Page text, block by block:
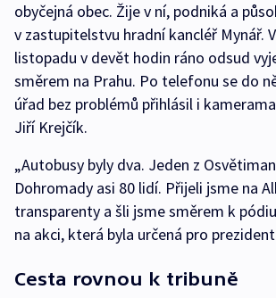
obyčejná obec. Žije v ní, podniká a
v zastupitelstvu hradní kancléř Mynář.
listopadu v devět hodin ráno odsud
směrem na Prahu. Po telefonu se do
úřad bez problémů přihlásil i
Jiří Krejčík.
„Autobusy byly dva. Jeden z
Dohromady asi 80 lidí. Přijeli jsme na
transparenty a šli jsme směrem k
na akci, která byla určená pro
Cesta rovnou k tribuně